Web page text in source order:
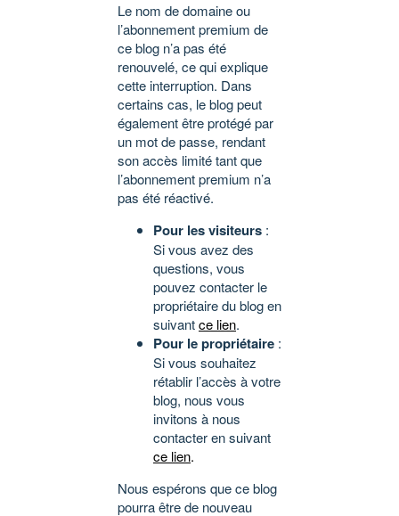
Le nom de domaine ou
l’abonnement premium de
ce blog n’a pas été
renouvelé, ce qui explique
cette interruption. Dans
certains cas, le blog peut
également être protégé par
un mot de passe, rendant
son accès limité tant que
l’abonnement premium n’a
pas été réactivé.
Pour les visiteurs :
Si vous avez des
questions, vous
pouvez contacter le
propriétaire du blog en
suivantce lien.
Pour le propriétaire :
Si vous souhaitez
rétablir l’accès à votre
blog, nous vous
invitons à nous
contacter en suivant
ce lien.
Nous espérons que ce blog
pourra être de nouveau